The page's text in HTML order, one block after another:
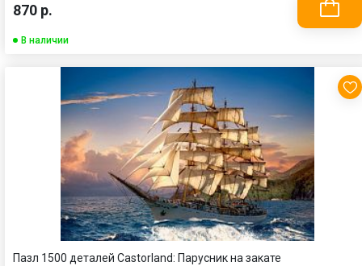
870 р.
В наличии
Пазл 1500 деталей Castorland: Парусник на закате